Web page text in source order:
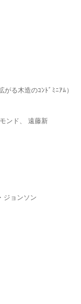
る木造のｺﾝﾄﾞﾐﾆｱﾑ）
ンド、 遠藤新
ョンソン